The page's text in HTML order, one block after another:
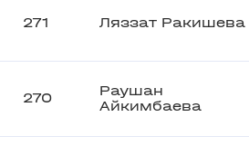
271 Ляззат Ракишева
270
Раушан
Айкимбаева